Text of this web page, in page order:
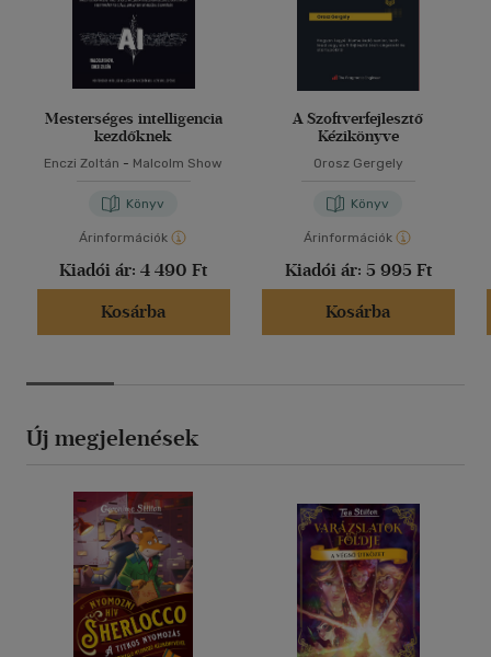
Mesterséges intelligencia
kezdőknek
Enczi Zoltán - Malcolm Show
Könyv
Árinformációk
Kiadói ár: 4 490 Ft
Kosárba
A Szoftverfejlesztő
Kézikönyve
Orosz Gergely
Könyv
Árinformációk
Kiadói ár: 5 995 Ft
Kosárba
Új megjelenések